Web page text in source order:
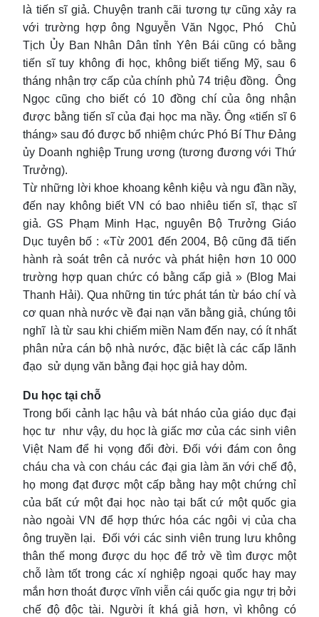
là tiến sĩ giả. Chuyện tranh cãi tương tự cũng xảy ra
với trường hợp ông Nguyễn Văn Ngọc, Phó Chủ
Tịch Ủy Ban Nhân Dân tỉnh Yên Bái cũng có bằng
tiến sĩ tuy không đi học, không biết tiếng Mỹ, sau 6
tháng nhận trợ cấp của chính phủ 74 triệu đồng. Ông
Ngọc cũng cho biết có 10 đồng chí của ông nhận
được bằng tiến sĩ của đại học ma nầy. Ông «tiến sĩ 6
tháng» sau đó được bổ nhiệm chức Phó Bí Thư Đảng
ủy Doanh nghiệp Trung ương (tương đương với Thứ
Trưởng).
Từ những lời khoe khoang kênh kiệu và ngu đần nầy,
đến nay không biết VN có bao nhiêu tiến sĩ, thạc sĩ
giả. GS Phạm Minh Hạc, nguyên Bộ Trưởng Giáo
Dục tuyên bố : «Từ 2001 đến 2004, Bộ cũng đã tiến
hành rà soát trên cả nước và phát hiện hơn 10 000
trường hợp quan chức có bằng cấp giả » (Blog Mai
Thanh Hải). Qua những tin tức phát tán từ báo chí và
cơ quan nhà nước về đại nạn văn bằng giả, chúng tôi
nghĩ là từ sau khi chiếm miền Nam đến nay, có ít nhất
phân nửa cán bộ nhà nước, đặc biệt là các cấp lãnh
đạo sử dụng văn bằng đại học giả hay dỏm.
Du học tại chỗ
Trong bối cảnh lạc hậu và bát nháo của giáo dục đại
học tư như vậy, du học là giấc mơ của các sinh viên
Việt Nam để hi vọng đổi đời. Đối với đám con ông
cháu cha và con cháu các đại gia làm ăn với chế độ,
họ mong đạt được một cấp bằng hay một chứng chỉ
của bất cứ một đại học nào tại bất cứ một quốc gia
nào ngoài VN để hợp thức hóa các ngôi vị của cha
ông truyền lại. Đối với các sinh viên trung lưu không
thân thế mong được du học để trở về tìm được một
chỗ làm tốt trong các xí nghiệp ngoại quốc hay may
mắn hơn thoát được vĩnh viễn cái quốc gia ngự trị bởi
chế độ độc tài. Người ít khá giả hơn, vì không có